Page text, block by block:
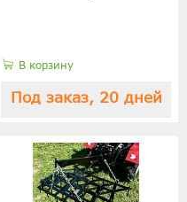
В корзину
Под заказ, 20 дней